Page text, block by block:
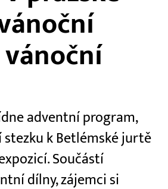
adventní program,
k Betlémské jurtě
Součástí
dílny, zájemci si